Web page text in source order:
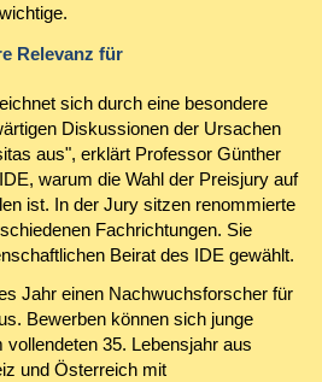
Relevanz für
sich durch eine besondere
Diskussionen der Ursachen
aus", erklärt Professor Günther
warum die Wahl der Preisjury auf
ist. In der Jury sitzen renommierte
Fachrichtungen. Sie
Beirat des IDE gewählt.
Jahr einen Nachwuchsforscher für
Bewerben können sich junge
35. Lebensjahr aus
und Österreich mit